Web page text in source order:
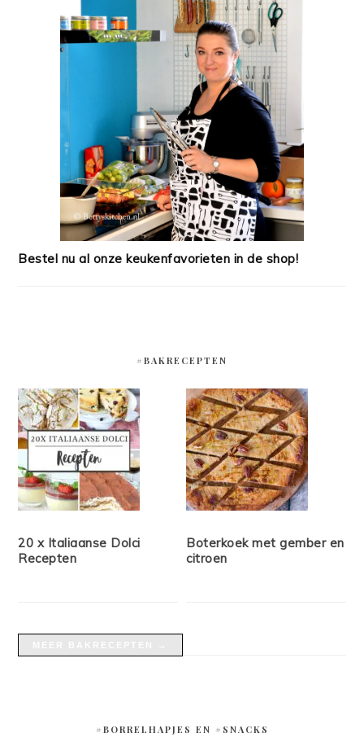
Bestel nu al onze keukenfavorieten in de shop!
#BAKRECEPTEN
20 x Italiaanse Dolci
Recepten
Boterkoek met gember en
citroen
#BORRELHAPJES EN #SNACKS